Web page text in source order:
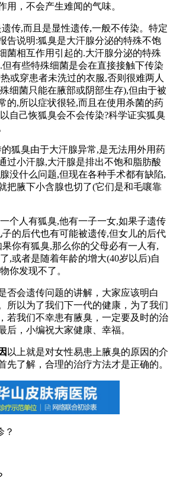
用，不会产生难闻的气味。
传,而且是显性遗传,一般不传染。特定
告说明:狐臭是大汗腺分泌的特殊不饱
菌相互作用引起的.大汗腺分泌的特殊
有些特殊细菌是会在直接接触下传染
或穿患者未洗过的衣服,否则很难两人
细菌只能在腋部或阴部生存),但由于被
的,所以症状很轻,而且在使用杀菌的药
自己恢狐臭会不会传染?科学证实狐臭
狐臭由于大汗腺异常,是无法用外用药
过小汗腺,大汗腺是排出不饱和脂肪酸
没什么问题,但现在各种手术都有缺陷,
把腋下小含腺也切了(它们是和毛嚷靠
个人有狐臭,他有一子一女,如果子遗传
的后代也有可能被遗传,但女儿的后代
你有狐臭,那么你的父母必有一人有,
,或者是随着年龄的增大(40岁以后)自
你发现不了。
否会遗传问题的讲解，大家应该明白
所以为了我们下一代的健康，为了我们
若我们不幸患有腋臭，一定要及时的治
后，小编祝大家健康、幸福。
以上就是对女性易患上腋臭的原因的介
先了解，合理的治疗方法才是正确的。
？